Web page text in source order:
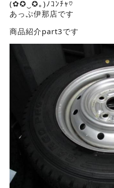
(✿✪‿✪｡)ﾉｺﾝﾁｬ♡
あっぷ伊那店です
商品紹介part3です